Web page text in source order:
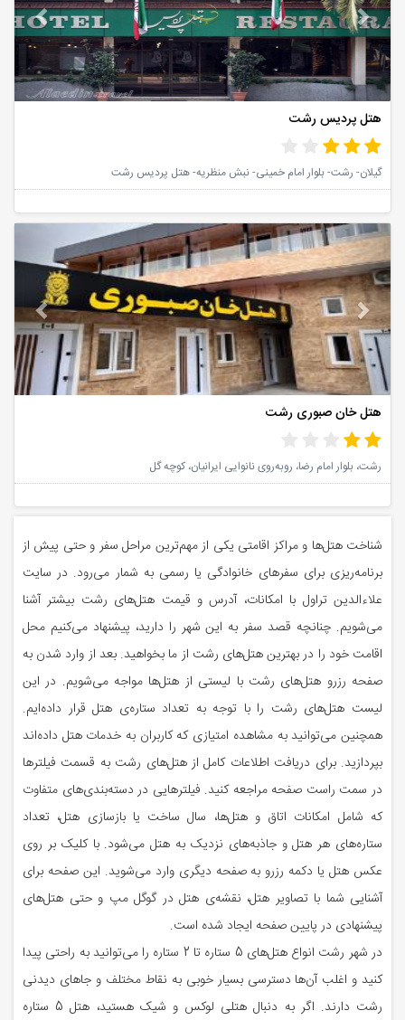
هتل پردیس رشت
گیلان- رشت- بلوار امام خمینی- نبش منظریه- هتل پردیس رشت
Next
هتل خان صبوری رشت
رشت، بلوار امام رضا، روبه‌روی نانوایی ایرانیان، کوچه گل
شناخت هتل‌ها و مراکز اقامتی یکی از مهم‌ترین مراحل سفر و حتی پیش از
برنامه‌ریزی برای سفرهای خانوادگی یا رسمی به شمار می‌رود. در سایت
علاءالدین تراول با امکانات، آدرس و قیمت هتل‌های رشت بیشتر آشنا
می‌شویم. چنانچه قصد سفر به این شهر را دارید، پیشنهاد می‌کنیم محل
اقامت خود را در بهترین هتل‌های رشت از ما بخواهید. بعد از وارد شدن به
صفحه رزرو هتل‌های رشت با لیستی از هتل‌ها مواجه می‌شویم. در این
لیست هتل‌های رشت را با توجه به تعداد ستاره‌ی هتل‌ قرار داده‌ایم.
همچنین می‌توانید به مشاهده امتیازی که کاربران به خدمات هتل داده‌اند
بپردازید. برای دریافت اطلاعات کامل از هتل‌های رشت به قسمت فیلترها
در سمت راست صفحه مراجعه کنید. فیلترهایی در دسته‌بندی‌های متفاوت
که شامل امکانات اتاق‌ و هتل‌ها، سال ساخت یا بازسازی هتل، تعداد
ستاره‌های هر هتل و جاذبه‌های نزدیک به هتل می‌شود. با کلیک بر روی
عکس هتل یا دکمه رزرو به صفحه دیگری وارد می‌شوید. این صفحه برای
آشنایی شما با تصاویر هتل، نقشه‌ی هتل در گوگل مپ و حتی هتل‌های
پیشنهادی در پایین صفحه ایجاد شده است.
در شهر رشت انواع هتل‌های 5 ستاره تا 2 ستاره را می‌توانید به راحتی پیدا
کنید و اغلب آن‌ها دسترسی بسیار خوبی به نقاط مختلف و جاهای دیدنی
رشت دارند. اگر به دنبال هتلی لوکس و شیک هستید، هتل 5 ستاره